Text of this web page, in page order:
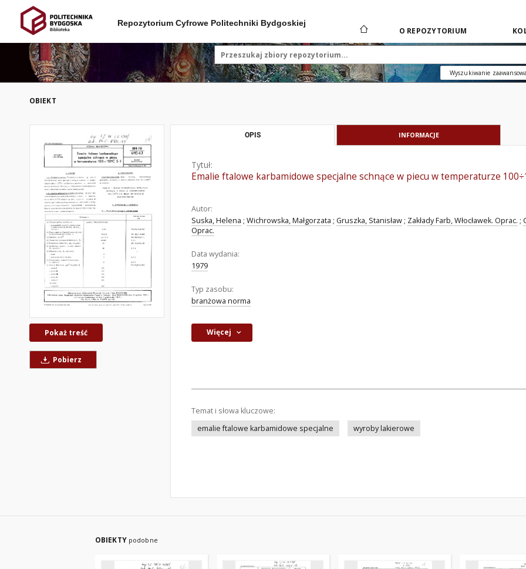
Repozytorium Cyfrowe Politechniki Bydgoskiej
O REPOZYTORIUM
Wyszukiwanie
OBIEKT
Pokaż treść
Pobierz
OPIS INFORMACJE
Tytuł:
Emalie ftalowe karbamidowe specjalne schnące w piecu w temperaturze
Autor:
Suska, Helena ; Wichrowska, Małgorzata ; Gruszka, Stanisław ; Zakłady Farb, Włocławek. Oprac. ;
Oprac.
Data wydania:
1979
Typ zasobu:
branżowa norma
Więcej
Temat i słowa kluczowe:
emalie ftalowe karbamidowe specjalne
wyroby lakierowe
OBIEKTY podobne